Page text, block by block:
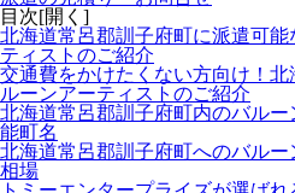
目次[開く ]
北海道常呂郡訓子府町に派遣可
ティストのご紹介
交通費をかけたくない方向け！
ルーンアーティストのご紹介
北海道常呂郡訓子府町内のバル
能町名
北海道常呂郡訓子府町へのバル
相場